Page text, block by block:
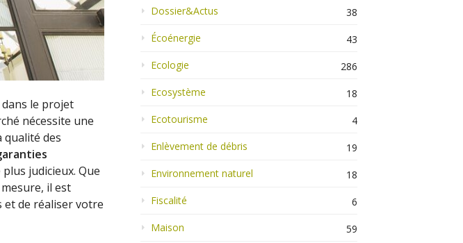
dans le projet
nécessite une
qualité des
judicieux. Que
il est
de réaliser votre
Dossier&Actus
38
Écoénergie
43
Ecologie
286
Ecosystème
18
Ecotourisme
4
Enlèvement de débris
19
Environnement naturel
18
Fiscalité
6
Maison
59